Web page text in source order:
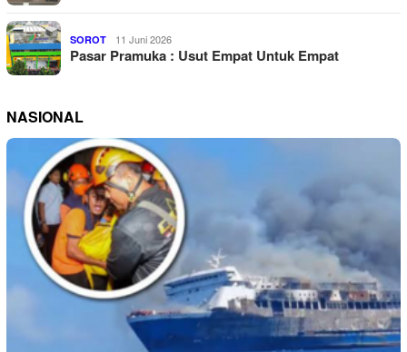
SOROT 11 Juni 2026
Pasar Pramuka : Usut Empat Untuk Empat
NASIONAL